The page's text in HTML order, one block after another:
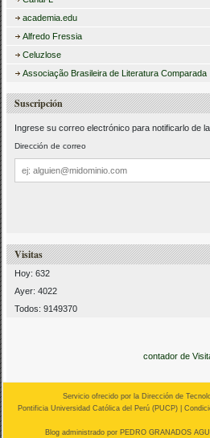
academia.edu
Alfredo Fressia
Celuzlose
Associação Brasileira de Literatura Comparada
Suscripción
Ingrese su correo electrónico para notificarlo de
Dirección de correo
Dirección
de
correo
Visitas
Hoy: 632
Ayer: 4022
Todos: 9149370
contador de
Servicio ofrecido por la Dirección de
Pontificia Universidad Católica del Perú (PUCP) |
Blog administrado por PEDRO GRANADOS